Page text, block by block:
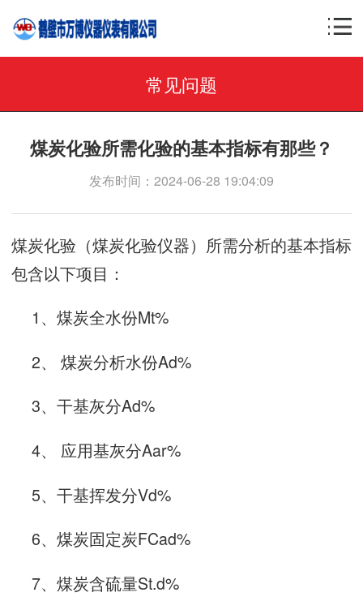
常见问题
煤炭化验所需化验的基本指标有那些？
发布时间：2024-06-28 19:04:09
煤炭化验（煤炭化验仪器）所需分析的基本指标
包含以下项目：
1、煤炭全水份Mt%
2、 煤炭分析水份Ad%
3、干基灰分Ad%
4、 应用基灰分Aar%
5、干基挥发分Vd%
6、煤炭固定炭FCad%
7、煤炭含硫量St.d%